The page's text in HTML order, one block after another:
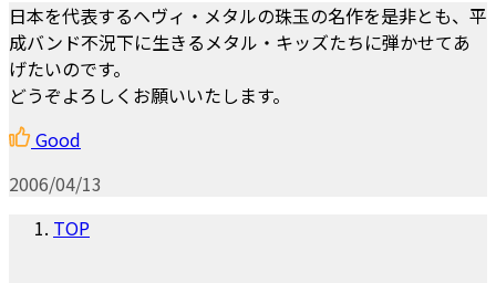
日本を代表するヘヴィ・メタルの珠玉の名作を是非とも、平
成バンド不況下に生きるメタル・キッズたちに弾かせてあ
げたいのです。
どうぞよろしくお願いいたします。
Good
2006/04/13
TOP